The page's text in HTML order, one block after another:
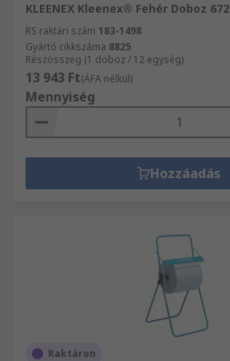
KLEENEX Kleenex® Fehér Doboz 672
RS raktári szám 183-1498
Gyártó cikkszáma 8825
Részösszeg (1 doboz / 12 egység)
13 943 Ft(ÁFA nélkül)
Mennyiség
Hozzáadás
Raktáron